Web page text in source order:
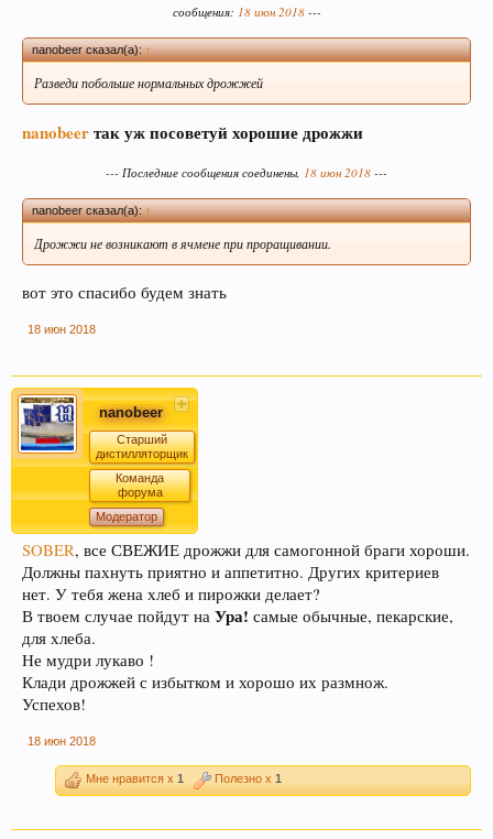
Этот сайт использует файлы cookie. Продолжая
пользоваться данным сайтом, Вы соглашаетесь
Узнать больше.
сообщения: 18 июн 2018---
nanobeer сказал(а):↑
Разведи побольше нормальных дрожжей
nanobeerтак уж посоветуй хорошие дрожжи
--- Последние сообщения соединены, 18 июн 2018 ---
nanobeer сказал(а):↑
Дрожжи не возникают в ячмене при проращивании.
вот это спасибо будем знать
18 июн 2018
nanobeer
Старший
дистилляторщик
Команда
форума
Модератор
SOBER, все СВЕЖИЕ дрожжи для самогонной браги хороши.
Должны пахнуть приятно и аппетитно. Других критериев
нет. У тебя жена хлеб и пирожки делает?
В твоем случае пойдут на Ура! самые обычные, пекарские,
для хлеба.
Не мудри лукаво !
Клади дрожжей с избытком и хорошо их размнож.
Успехов!
18 июн 2018
Мне нравится x 1 Полезно x 1